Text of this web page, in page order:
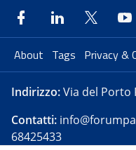
About Tags Privacy &
Indirizzo:Via del Porto
Contatti:
68425433